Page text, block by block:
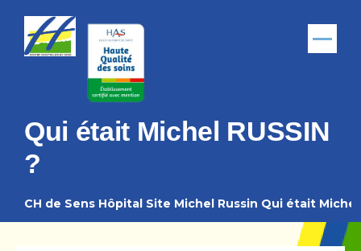
Menu
Qui était Michel RUSSIN
?
Fil
CH de Sens Hôpital Site Michel Russin Qui était Michel